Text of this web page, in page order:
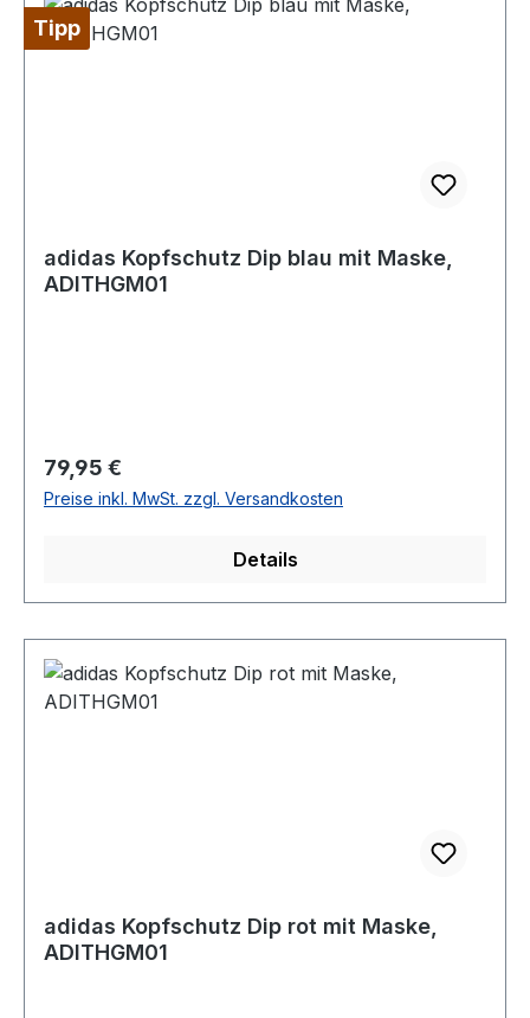
Tipp
adidas Kopfschutz Dip blau mit Maske,
ADITHGM01
Regulärer Preis:
79,95 €
Preise inkl. MwSt. zzgl. Versandkosten
Details
adidas Kopfschutz Dip rot mit Maske,
ADITHGM01